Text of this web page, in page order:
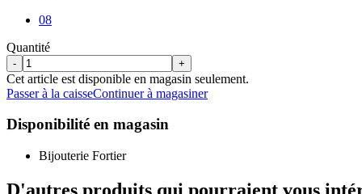
08
Quantité
- +
Cet article est disponible en magasin seulement.
Passer à la caisseContinuer à magasiner
Disponibilité en magasin
Bijouterie Fortier